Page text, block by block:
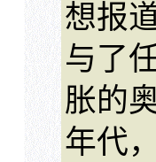
想报
与了
胀的
年代